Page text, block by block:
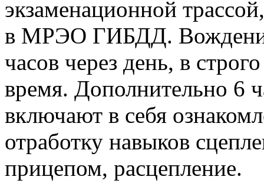
экзаменационной
в МРЭО ГИБДД. Вождение
часов через день, в
время. Дополнительно 6
включают в себя
отработку навыков
прицепом, расцепление.